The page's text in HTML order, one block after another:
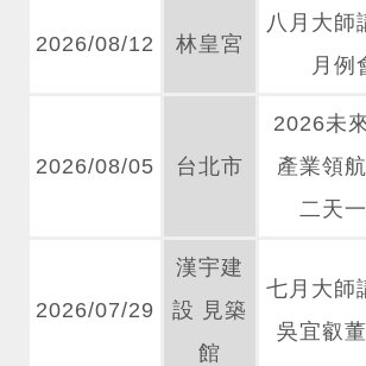
2026/08/12 林皇宮
八月大師
月例
2026/08/05 台北市
2026未
產業領
二天
2026/07/29
漢宇建
設 見築
館
七月大師
吳宜叡